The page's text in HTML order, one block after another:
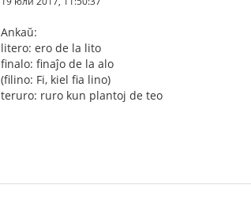
Ankaŭ:
litero: ero de la lito
finalo: finaĵo de la alo
(filino: Fi, kiel fia lino)
teruro: ruro kun plantoj de teo